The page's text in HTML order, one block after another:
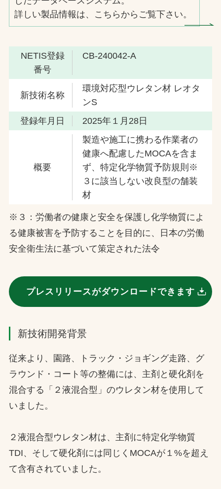
詳しい製品情報は、こちらからご覧下さい。
NETIS登録
番号
CB-240042-A
新技術名称
環境対応型ウレタン材 レオタ
ンS
登録年月日
2025年１月28日
概要
製造や施工に携わる作業者の
健康へ配慮したMOCAを含ま
ず、特定化学物質予防規則※
３に該当しない改良型の舗装
材
※３：労働者の健康と安全を保護し化学物質によ
る健康被害を予防することを目的に、日本の労働
安全衛生法に基づいて策定された法令
プレスリリースがダウンロードできます
新技術開発背景
従来より、園路、トラック・ジョギング走路、グ
ラウンド・コート等の整備には、主剤と硬化剤を
混合する「２液混合型」のウレタン材を使用して
いました。
２液混合型ウレタン材は、主剤に特定化学物質
TDI、そして硬化剤には同じくMOCAが１%を超え
て含有されていました。